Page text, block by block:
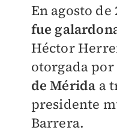
En agosto de
fue
Héctor
otorgada por
de Mérida a
presidente
Barrera.